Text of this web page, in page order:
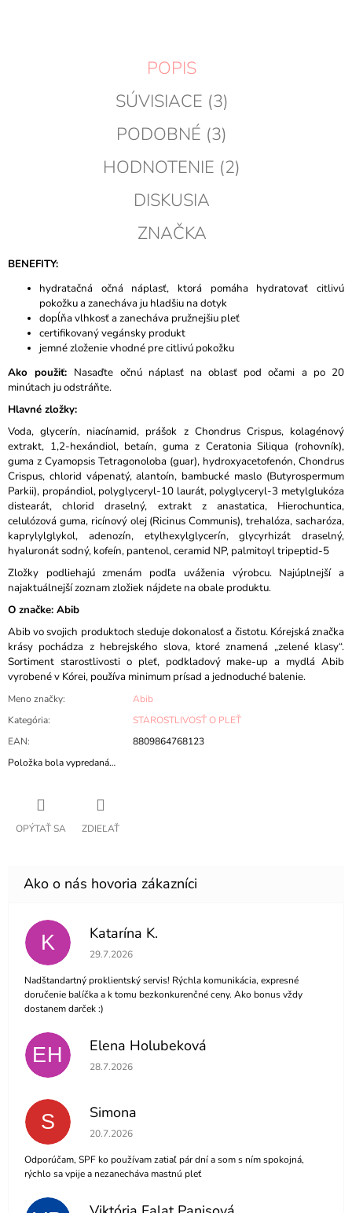
POPIS
SÚVISIACE (3)
PODOBNÉ (3)
HODNOTENIE (2)
DISKUSIA
ZNAČKA
BENEFITY:
hydratačná očná náplasť, ktorá pomáha hydratovať citlivú
pokožku a zanecháva ju hladšiu na dotyk
dopĺňa vlhkosťa zanecháva pružnejšiu pleť
certifikovaný vegánsky produkt
jemné zloženie vhodné pre citlivú pokožku
Ako použiť: Nasaďte očnú náplasť na oblasť pod očami a po 20
minútach ju odstráňte.
Hlavné zložky:
Voda, glycerín, niacínamid, prášok z Chondrus Crispus, kolagénový
extrakt, 1,2-hexándiol, betaín, guma z Ceratonia Siliqua (rohovník),
guma z Cyamopsis Tetragonoloba (guar), hydroxyacetofenón, Chondrus
Crispus, chlorid vápenatý, alantoín, bambucké maslo (Butyrospermum
Parkii), propándiol, polyglyceryl-10 laurát, polyglyceryl-3 metylglukóza
distearát, chlorid draselný, extrakt z anastatica, Hierochuntica,
celulózová guma, ricínový olej (Ricinus Communis), trehalóza, sacharóza,
kaprylylglykol, adenozín, etylhexylglycerín, glycyrhizát draselný,
hyaluronát sodný, kofeín, pantenol, ceramid NP, palmitoyl tripeptid-5
Zložky podliehajú zmenám podľa uváženia výrobcu. Najúplnejší a
najaktuálnejší zoznam zložiek nájdete na obale produktu.
O značke: Abib
Abib vo svojich produktoch sleduje dokonalosť a čistotu. Kórejská značka
krásy pochádza z hebrejského slova, ktoré znamená „zelené klasy“.
Sortiment starostlivosti o pleť, podkladový make-up a mydlá Abib
vyrobené v Kórei, používa minimum prísad a jednoduché balenie.
Meno značky:
Abib
Kategória:
STAROSTLIVOSŤ O PLEŤ
EAN:
8809864768123
Položka bola vypredaná…
OPÝTAŤ SA ZDIEĽAŤ
K Katarína K.
Hodnotenie obchodu je 5 z 5 hviezdičiek.
29.7.2026
Nadštandartný proklientský servis! Rýchla komunikácia, expresné
doručenie balíčka a k tomu bezkonkurenčné ceny. Ako bonus vždy
dostanem darček :)
EH Elena Holubeková
Hodnotenie obchodu je 5 z 5 hviezdičiek.
28.7.2026
S Simona
Hodnotenie obchodu je 5 z 5 hviezdičiek.
20.7.2026
Odporúčam, SPF ko používam zatiaľ pár dní a som s ním spokojná,
rýchlo sa vpije a nezanecháva mastnú pleť